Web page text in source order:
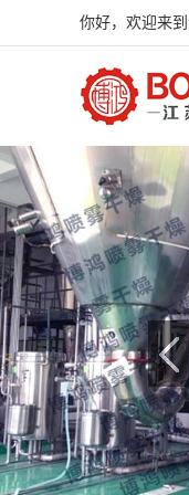
你好，欢迎来